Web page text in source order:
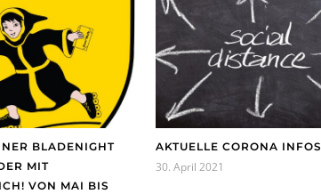
BLADENIGHT
MIT
VON MAI BIS
AKTUELLE CORONA INFOS
30. April 2021